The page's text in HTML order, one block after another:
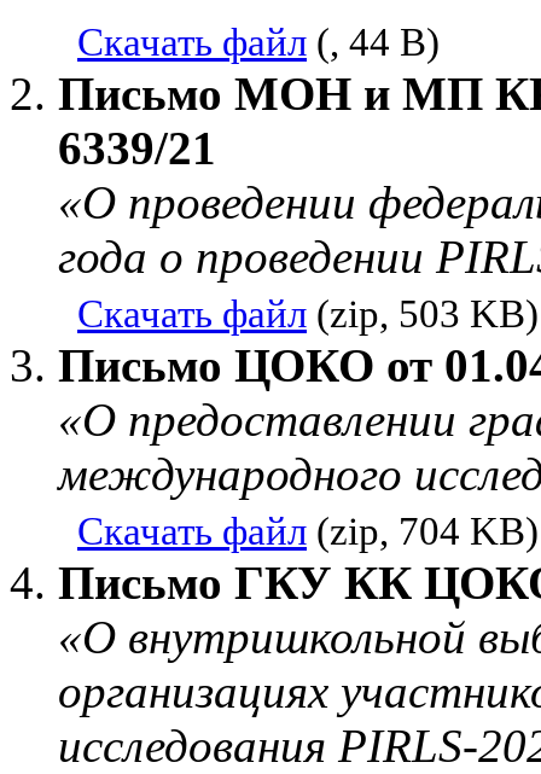
Скачать файл (, 44 B)
Письмо МОН и МП КК
6339/21
«О проведении
года о проведении
Скачать файл (zip, 503 KB)
Письмо ЦОКО от
«О предоставлении
международного
Скачать файл (zip, 704 KB)
Письмо ГКУ КК ЦОКО
«О внутришкольной
организациях
исследования PIRLS-